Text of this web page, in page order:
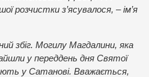
розчистки з’ясувалося, – ім’я
збіг. Могилу Магдалини, яка
у переддень дня Святої
у Сатанові. Вважається,